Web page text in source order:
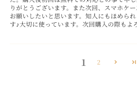
りがとうございます。また次回、スマホケー
お願いしたいと思います。知人にもほめら
す♪大切に使っています。次回購入の際もよ
1 2